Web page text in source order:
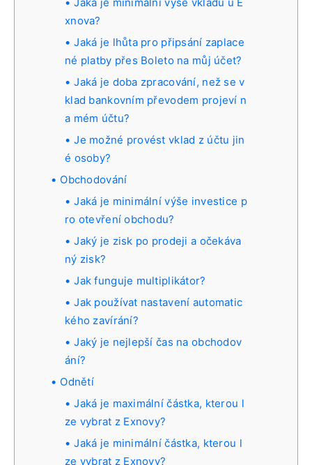
xnova?
Jaká je lhůta pro připsání zaplace
né platby přes Boleto na můj účet?
Jaká je doba zpracování, než se v
klad bankovním převodem projeví n
a mém účtu?
Je možné provést vklad z účtu jin
é osoby?
Obchodování
Jaká je minimální výše investice p
ro otevření obchodu?
Jaký je zisk po prodeji a očekáva
ný zisk?
Jak funguje multiplikátor?
Jak používat nastavení automatic
kého zavírání?
Jaký je nejlepší čas na obchodov
ání?
Odnětí
Jaká je maximální částka, kterou l
ze vybrat z Exnovy?
Jaká je minimální částka, kterou l
ze vybrat z Exnovy?